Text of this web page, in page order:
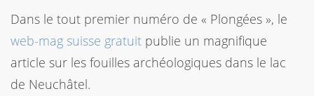
Dans le tout premier numéro de « Plongées », le
web-mag suisse gratuit publie un magnifique
article sur les fouilles archéologiques dans le lac
de Neuchâtel.